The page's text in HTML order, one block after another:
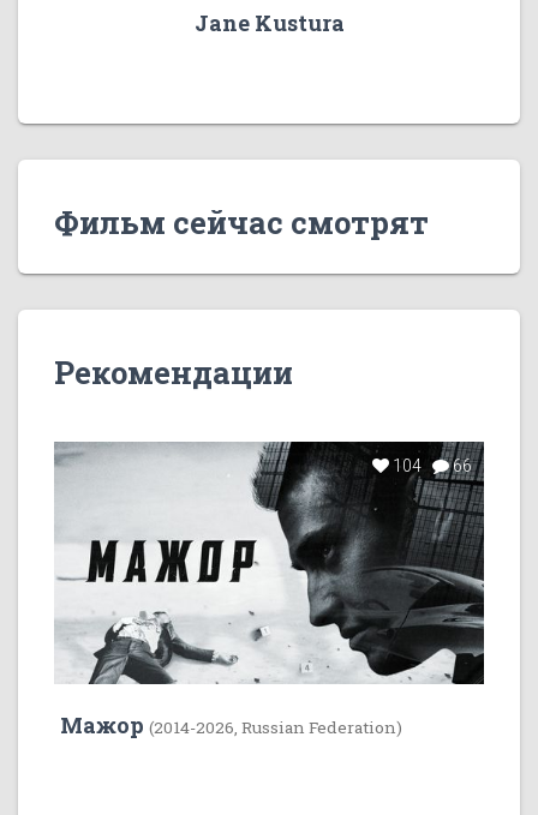
Jane Kustura
Фильм сейчас смотрят
Рекомендации
104 66
Мажор (2014-2026, Russian Federation)